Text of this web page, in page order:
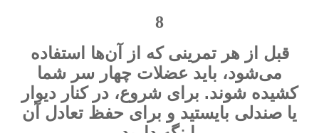
8
قبل از هر تمرینی که از آن‌ها استفاده
می‌شود، باید عضلات چهار سر شما
کشیده شوند. برای شروع، در کنار دیوار
یا صندلی بایستید و برای حفظ تعادل آن